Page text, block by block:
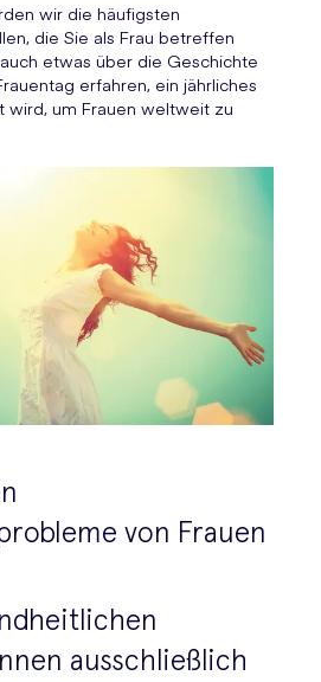
wir die häufigsten
die Sie als Frau betreffen
etwas über die Geschichte
erfahren, ein jährliches
wird, um Frauen weltweit zu
von Frauen
ausschließlich